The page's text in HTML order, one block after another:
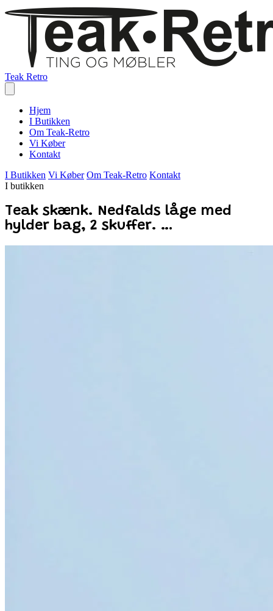
Teak Retro
Hjem
I Butikken
Om Teak-Retro
Vi Køber
Kontakt
I Butikken Vi Køber Om Teak-Retro Kontakt
I butikken
Teak skænk. Nedfalds låge med
hylder bag, 2 skuffer. …